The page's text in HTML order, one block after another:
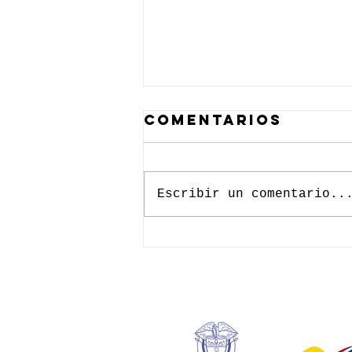
REPÚBLICA
CHECA
Comentarios
Escribir un comentario...